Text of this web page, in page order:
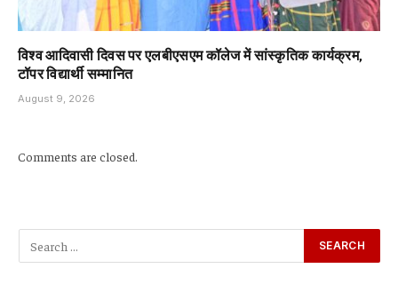
विश्व आदिवासी दिवस पर एलबीएसएम कॉलेज में सांस्कृतिक कार्यक्रम,
टॉपर विद्यार्थी सम्मानित
August 9, 2026
Comments are closed.